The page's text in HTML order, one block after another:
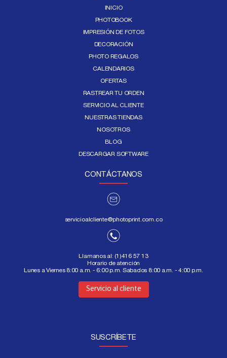
INICIO
PHOTOBOOK
IMPRESIÓN DE FOTOS
DECORACIÓN
PHOTO REGALOS
CALENDARIOS
OFERTAS
RASTREAR TU ORDEN
SERVICIO AL CLIENTE
NUESTRAS TIENDAS
NOSOTROS
BLOG
DESCARGAR SOFTWARE
CONTÁCTANOS
servicioalcliente@photoprint.com.co
Llamanos al: (1)416 57 13
Horario de atención
Lunes a Viernes 8:00 a.m. - 6:00 p.m. Sabados 8:00 a.m. - 4:00 p.m.
Servicio al cliente
Aquí
SUSCRÍBETE